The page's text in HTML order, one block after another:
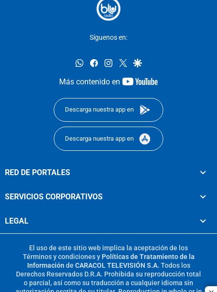
Síguenos en:
whatsappfacebookinstagram
twittergoogle
Más contenido en
youtube-
Descarga nuestra app en
Descarga nuestra app en
RED DE PORTALES
SERVICIOS CORPORATIVOS
LEGAL
El uso de este sitio web implica la aceptación de los
Términos y condicionesy Políticas de Tratamiento de la
Información de CARACOL TELEVISIÓN S.A. Todos los
Derechos Reservados D.R.A. Prohibida su reproducción total
o parcial, así como su traducción a cualquier idioma sin